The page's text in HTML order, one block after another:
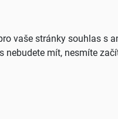
vaše stránky souhlas s
mít, nesmíte